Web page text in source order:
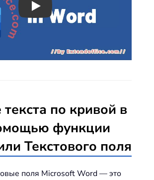
Play
по кривой в
функции
Текстового поля
поля Microsoft Word — это